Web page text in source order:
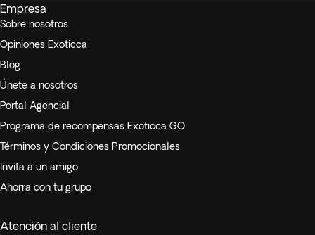
Empresa
Sobre nosotros
Opiniones Exoticca
Blog
Únete a nosotros
Portal Agencial
Programa de recompensas Exoticca GO
Términos y Condiciones Promocionales
Invita a un amigo
Ahorra con tu grupo
Atención al cliente